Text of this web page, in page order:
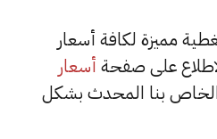
365 بعمل تغطية مميزة لكافة أسعار
على صفحة أسعار
بنا المحدث بشكل